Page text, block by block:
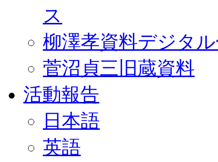
ス
柳澤孝資料デジタ
菅沼貞三旧蔵資料
活動報告
日本語
英語